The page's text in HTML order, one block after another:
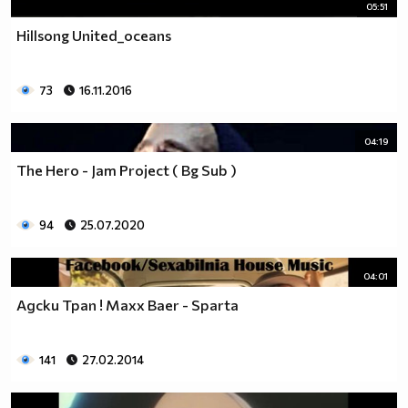
независимо дали хората са от един и същи пол.
Любовта е Любов!
Аниме и музика всеки ден :P :D
05:51
Hillsong United_oceans
73 16.11.2016
04:19
The Hero - Jam Project ( Bg Sub )
94 25.07.2020
04:01
Адски Трап ! Maxx Baer - Sparta
141 27.02.2014